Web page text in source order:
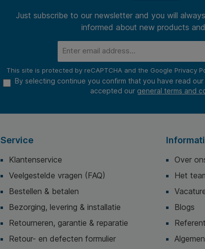
Just subscribe to our newsletter and you will
informed about new products
This site is protected by reCAPTCHA and the Google Privacy
By selecting continue you confirm that you have read our
accepted our general terms and
Service
Klantenservice
Veelgestelde vragen (FAQ)
Bestellen & betalen
Bezorging, levering & installatie
Retourneren, garantie & reparatie
Retour- en defecten formulier
Over
Het
Blogs